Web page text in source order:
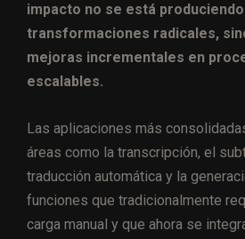
impacto no se está
transformaciones radicales,
mejoras incrementales en
escalables.
Las aplicaciones más
áreas como la transcripción, el
traducción automática y la
funciones que tradicionalmente
carga manual y que ahora se